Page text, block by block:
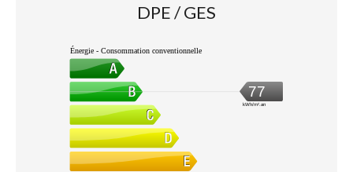
DPE / GES
Énergie - Consommation conventionnelle
77
kWh/m².an